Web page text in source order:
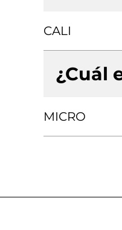
CALI
¿Cuál
MICRO